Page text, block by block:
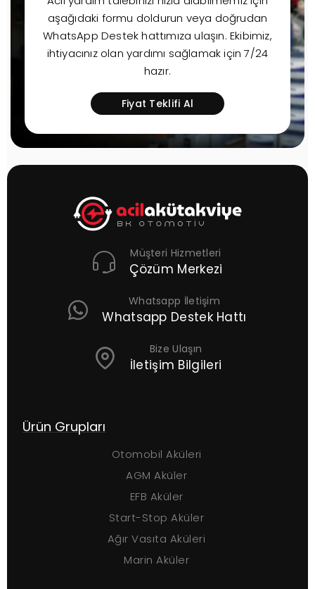
aşağıdaki formu doldurun veya doğrudan
WhatsApp Destek hattımıza ulaşın. Ekibimiz,
ihtiyacınız olan yardımı sağlamak için 7/24
hazır.
Fiyat Teklifi Al
Müşteri Hizmetleri
Çözüm Merkezi
Whatsapp İletişim
Whatsapp Destek Hattı
Bize Ulaşın
İletişim Bilgileri
Ürün Grupları
Otomobil Aküleri
AGM Aküler
EFB Aküler
Start-Stop Aküler
Ağır Vasıta Aküleri
Marin Aküler